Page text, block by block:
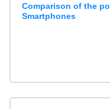
Comparison of the
Smartphones